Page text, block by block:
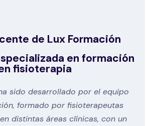
de Lux Formación
en formación
fisioterapia
sido desarrollado por el equipo
formado por fisioterapeutas
distintas áreas clínicas, con un